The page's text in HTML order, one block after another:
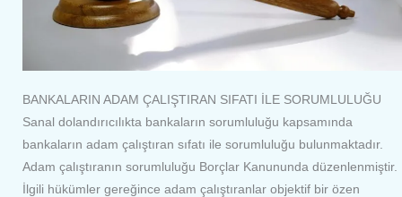
BANKALARIN ADAM ÇALIŞTIRAN SIFATI İLE SORUMLULUĞU
Sanal dolandırıcılıkta bankaların sorumluluğu kapsamında
bankaların adam çalıştıran sıfatı ile sorumluluğu bulunmaktadır.
Adam çalıştıranın sorumluluğu Borçlar Kanununda düzenlenmiştir.
İlgili hükümler gereğince adam çalıştıranlar objektif bir özen